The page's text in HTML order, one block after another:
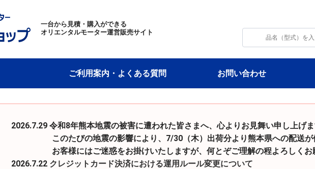
一台から見積・購入ができる
オリエンタルモーター運営販売サイト
ご利用案内・よくある質問 お問い合わせ
2026.7.29 令和8年熊本地震の被害に遭われた皆さまへ、心よりお見舞い申し上げま
このたびの地震の影響により、7/30（木）出荷分より熊本県への配送が停
お客様にはご迷惑をお掛けいたしますが、何とぞご理解の程よろしくお願
2026.7.22 クレジットカード決済における運用ルール変更について